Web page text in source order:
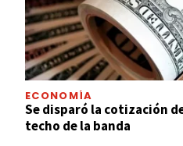
ECONOMÍA
Se disparó la cotización
techo de la banda